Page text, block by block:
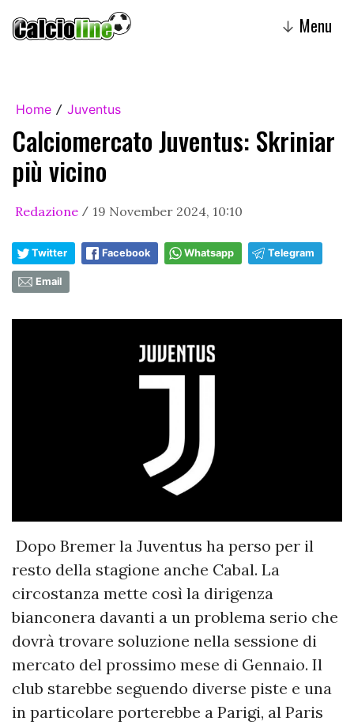
↓ Menu
Home / Juventus
Calciomercato Juventus: Skriniar
più vicino
Redazione / 19 November 2024, 10:10
Twitter Facebook Whatsapp Telegram
Email
Dopo Bremer la Juventus ha perso per il
resto della stagione anche Cabal. La
circostanza mette così la dirigenza
bianconera davanti a un problema serio che
dovrà trovare soluzione nella sessione di
mercato del prossimo mese di Gennaio. Il
club starebbe seguendo diverse piste e una
in particolare porterebbe a Parigi, al Paris